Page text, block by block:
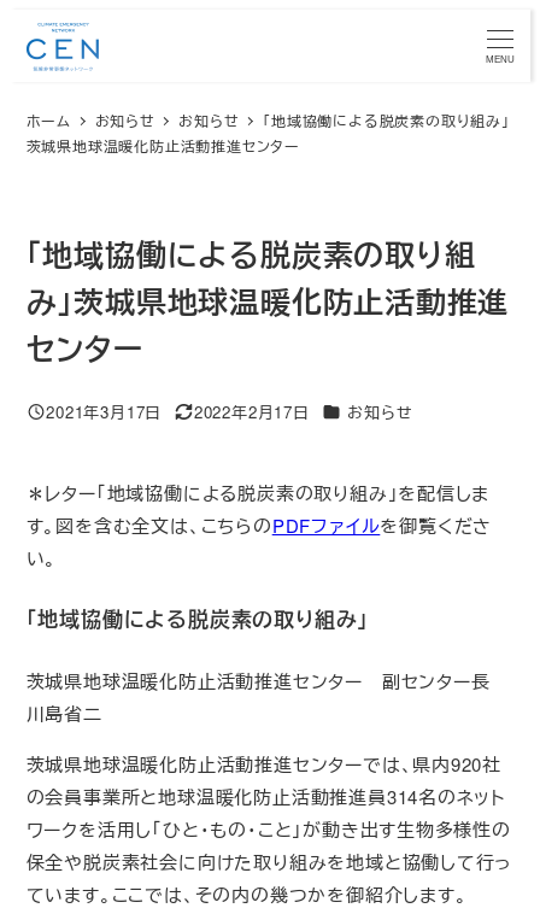
動
MENU
ホーム お知らせ お知らせ
「地域協働による脱炭素の取り組み」
茨城県地球温暖化防止活動推進センター
「地域協働による脱炭素の取り組
み」茨城県地球温暖化防止活動推進
センター
投稿日
2021年3月17日
更新日
2022年2月17日 カテゴリー
お知らせ
＊レター「地域協働による脱炭素の取り組み」を配信しま
す。図を含む全文は、こちらのPDFファイルを御覧くださ
い。
「地域協働による脱炭素の取り組み」
茨城県地球温暖化防止活動推進センター 副センター長
川島省二
茨城県地球温暖化防止活動推進センターでは、県内920社
の会員事業所と地球温暖化防止活動推進員314名のネット
ワークを活用し「ひと・もの・こと」が動き出す生物多様性の
保全や脱炭素社会に向けた取り組みを地域と協働して行っ
ています。ここでは、その内の幾つかを御紹介します。